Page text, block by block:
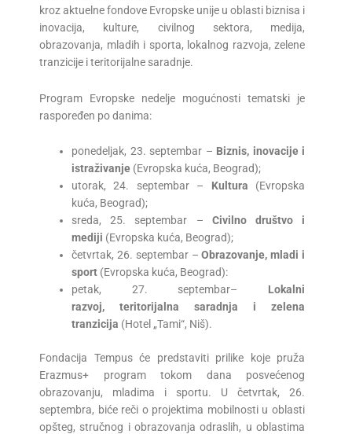
kroz aktuelne fondove Evropske unije u oblasti biznisa i
inovacija, kulture, civilnog sektora, medija,
obrazovanja, mladih i sporta, lokalnog razvoja, zelene
tranzicije i teritorijalne saradnje.
Program Evropske nedelje mogućnosti tematski je
raspoređen po danima:
ponedeljak, 23. septembar – Biznis, inovacije i
istraživanje (Evropska kuća, Beograd);
utorak, 24. septembar – Kultura (Evropska
kuća, Beograd);
sreda, 25. septembar – Civilno društvo i
mediji (Evropska kuća, Beograd);
četvrtak, 26. septembar –Obrazovanje, mladi i
sport (Evropska kuća, Beograd):
petak, 27. septembar– Lokalni
razvoj,
teritorijalna saradnja i zelena
tranzicija (Hotel „Tami“, Niš).
Fondacija Tempus će predstaviti prilike koje pruža
Erazmus+ program tokom dana posvećenog
obrazovanju, mladima i sportu. U četvrtak, 26.
septembra, biće reči o projektima mobilnosti u oblasti
opšteg, stručnog i obrazovanja odraslih, u oblastima